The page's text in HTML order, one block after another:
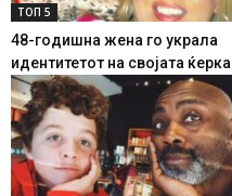
ТОП 5
48-годишна жена го украла
идентитетот на својата ќерка